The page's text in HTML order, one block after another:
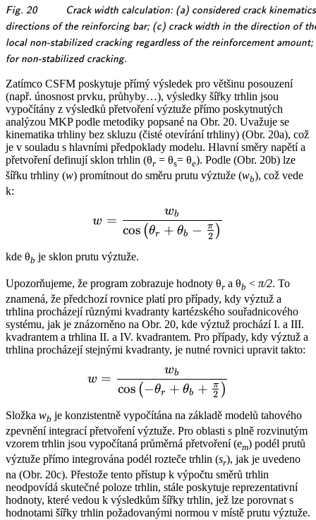
\textsf{\textit{\footnotesize{Fig.
20 \qquad Crack width
calculation: (a) considered crack
kinematics; (b) projection of
principal}}}
Fig. 20 Crack width calculation: (a) considered crack
\textsf{\textit{\footnotesize{directions
of the reinforcing bar; (c) crack width
in the direction of the reinforcing bar
with}}}
directions of the reinforcing bar; (c) crack width in the direction of
\textsf{\textit{\footnotesize{local non-
stabilized cracking regardless of the
in the direction of the reinforcing
bar}}}
local non-stabilized cracking regardless of the reinforcement
\textsf{\textit{\footnotesize{for
for non-stabilized cracking.
Zatímco CSFM poskytuje přímý výsledek pro většinu posouzení
(např. únosnost prvku, průhyby…), výsledky šířky trhlin jsou
vypočítány z výsledků přetvoření výztuže přímo poskytnutých
analýzou MKP podle metodiky popsané na Obr. 20. Uvažuje se
kinematika trhliny bez skluzu (čisté otevírání trhliny) (Obr. 20a), což
je v souladu s hlavními předpoklady modelu. Hlavní směry napětí a
přetvoření definují sklon trhlin (θr = θs= θe). Podle (Obr. 20b) lze
šířku trhliny (w) promítnout do směru prutu výztuže (wb), což vede
k:
w =
w =
cos (θr + θb − 2
π )
wb
kde θb je sklon prutu výztuže.
Upozorňujeme, že program zobrazuje hodnoty θr a θb < π/2. To
znamená, že předchozí rovnice platí pro případy, kdy výztuž a
trhlina procházejí různými kvadranty kartézského souřadnicového
systému, jak je znázorněno na Obr. 20, kde výztuž prochází I. a III.
kvadrantem a trhlina II. a IV. kvadrantem. Pro případy, kdy výztuž a
trhlina procházejí stejnými kvadranty, je nutné rovnici upravit takto:
w =
w =
cos (−θr + θb + 2
π )
wb
Složka wb je konzistentně vypočítána na základě modelů tahového
zpevnění integrací přetvoření výztuže. Pro oblasti s plně rozvinutým
vzorem trhlin jsou vypočítaná průměrná přetvoření (em) podél prutů
výztuže přímo integrována podél rozteče trhlin (sr), jak je uvedeno
na (Obr. 20c). Přestože tento přístup k výpočtu směrů trhlin
neodpovídá skutečné poloze trhlin, stále poskytuje reprezentativní
hodnoty, které vedou k výsledkům šířky trhlin, jež lze porovnat s
hodnotami šířky trhlin požadovanými normou v místě prutu výztuže.